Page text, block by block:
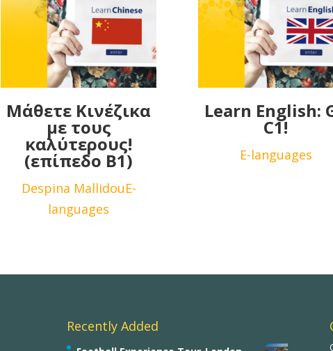
Μάθετε Κινέζικα
με τους
καλύτερους!
(επίπεδο B1)
Despina MallidouE-
languages
Learn English:
C1!
E-languages
Recently Added